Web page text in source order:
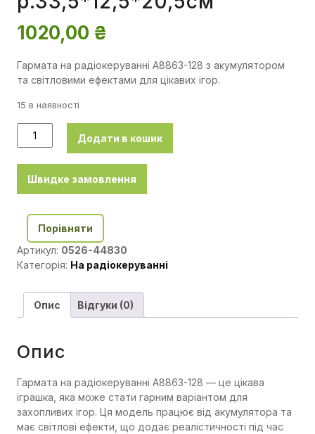
1020,00 ₴
Гармата на радіокеруванні A8863-128 з акумулятором
та світловими ефектами для цікавих ігор.
15 в наявності
Додати в кошик
Швидке замовлення
Порівняти
Артикул: 0526-44830
Категорія: На радіокеруванні
Опис Відгуки (0)
Опис
Гармата на радіокеруванні A8863-128 — це цікава
іграшка, яка може стати гарним варіантом для
захопливих ігор. Ця модель працює від акумулятора та
має світлові ефекти, що додає реалістичності під час